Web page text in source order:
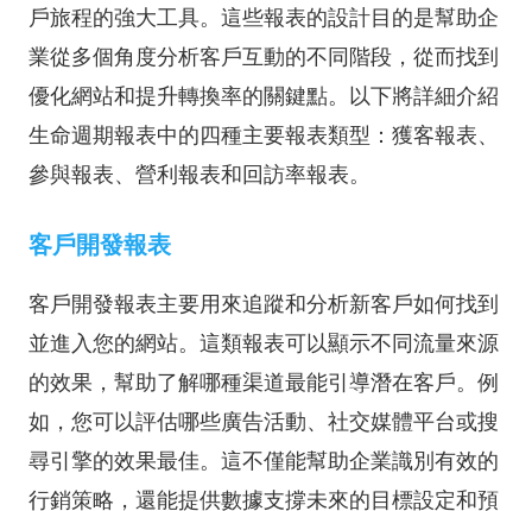
戶旅程的強大工具。這些報表的設計目的是幫助企
業從多個角度分析客戶互動的不同階段，從而找到
優化網站和提升轉換率的關鍵點。以下將詳細介紹
生命週期報表中的四種主要報表類型：獲客報表、
參與報表、營利報表和回訪率報表。
客戶開發報表
客戶開發報表主要用來追蹤和分析新客戶如何找到
並進入您的網站。這類報表可以顯示不同流量來源
的效果，幫助了解哪種渠道最能引導潛在客戶。例
如，您可以評估哪些廣告活動、社交媒體平台或搜
尋引擎的效果最佳。這不僅能幫助企業識別有效的
行銷策略，還能提供數據支撐未來的目標設定和預